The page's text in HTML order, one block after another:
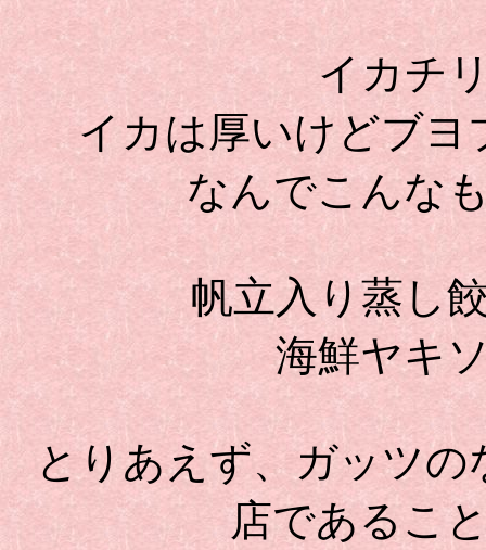
イカチ
イカは厚いけどブ
なんでこんな
帆立入り蒸し
海鮮ヤキ
とりあえず、ガッツ
店であるこ